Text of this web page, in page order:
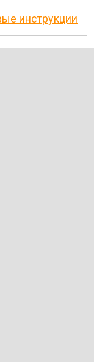
инструкции